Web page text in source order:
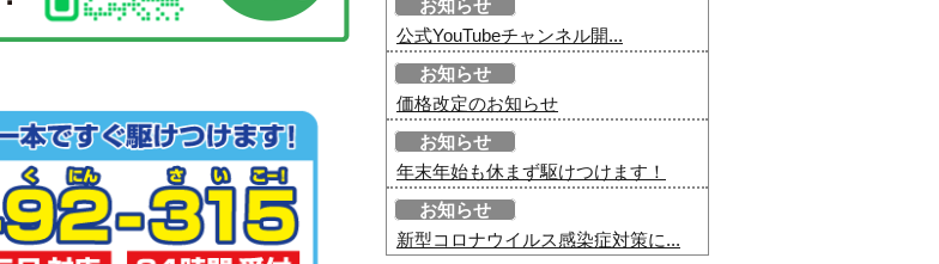
お知らせ
公式YouTubeチャンネル開...
お知らせ
価格改定のお知らせ
お知らせ
年末年始も休まず駆けつけます！
お知らせ
新型コロナウイルス感染症対策に...